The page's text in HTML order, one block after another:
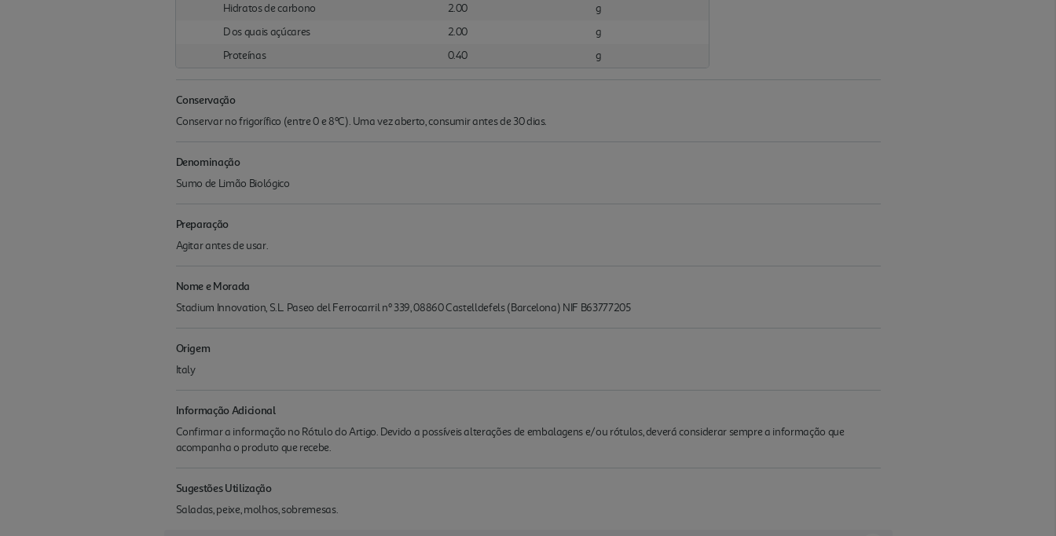
Hidratos de carbono
2.00
g
D os quais açúcares
2.00
g
Proteínas
0.40 g
Conservação
Conservar no frigorífico (entre 0 e 8ºC). Uma vez aberto, consumir antes de 30 dias.
Denominação
Sumo de Limão Biológico
Preparação
Agitar antes de usar.
Nome e Morada
Stadium Innovation, S.L. Paseo del Ferrocarril nº 339, 08860 Castelldefels (Barcelona) NIF B63777205
Origem
Italy
Informação Adicional
Confirmar a informação no Rótulo do Artigo. Devido a possíveis alterações de embalagens e/ou rótulos, deverá considerar sempre a informação que
acompanha o produto que recebe.
Sugestões Utilização
Saladas, peixe, molhos, sobremesas.